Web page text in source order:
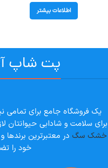
Mix) وزن 1 کیلوگرم (بسته بندی
اصلی)
اطلاعات بیشتر
پت شاپ
یک فروشگاه جامع برای تمامی
برای سلامت و شادابی حیوانتان
خشک سگ در معتبرترین
خود را